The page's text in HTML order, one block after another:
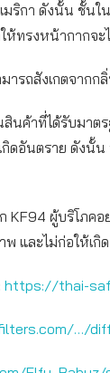
มริกา ดังนั้น ชั้น
ห้ทรงหน้ากากจะ
ารถสังเกตจากก
นค้าที่ได้รับมาต
กิดอันตราย ดัง
ผู้บริโภคอ
และไม่ก่อให้เกิ
https://thai-
…/